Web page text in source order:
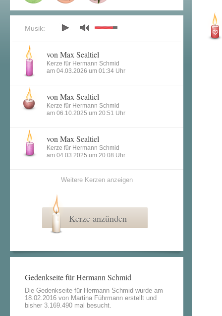
Musik:
von Max Sealtiel
Kerze für Hermann Schmid
am 04.03.2026 um 01:34 Uhr
von Max Sealtiel
Kerze für Hermann Schmid
am 06.10.2025 um 20:51 Uhr
von Max Sealtiel
Kerze für Hermann Schmid
am 04.03.2025 um 20:08 Uhr
Weitere Kerzen anzeigen
Kerze anzünden
Gedenkseite für Hermann Schmid
Die Gedenkseite für Hermann Schmid wurde am
18.02.2016 von Martina Führmann erstellt und
bisher 3.169.490 mal besucht.